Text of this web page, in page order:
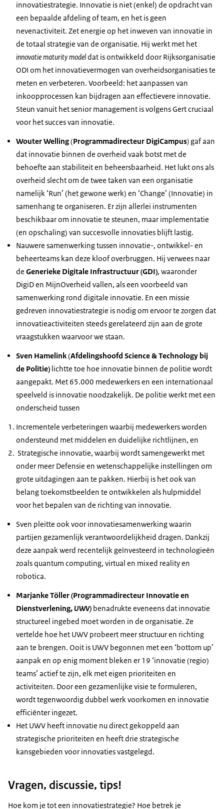
innovatiestrategie. Innovatie is niet (enkel) de opdracht van
een bepaalde afdeling of team, en het is geen
nevenactiviteit. Zet energie op het inweven van innovatie in
de totaal strategie van de organisatie. Hij werkt met het
innovatie maturity modeldat is ontwikkeld door Rijksorganisatie
ODI om het innovatievermogen van overheidsorganisaties te
meten en verbeteren. Voorbeeld: het aanpassen van
inkoopprocessen kan bijdragen aan effectievere innovatie.
Steun vanuit het senior management is volgens Gert cruciaal
voor het succes van innovatie.
Wouter Welling(Programmadirecteur DigiCampus)gaf aan
dat innovatie binnen de overheid vaak botst met de
behoefte aan stabiliteit en beheersbaarheid. Het lukt ons als
overheid slecht om de twee taken van een organisatie
namelijk ‘Run’ (het gewone werk) en ‘Change’ (Innovatie) in
samenhang te organiseren. Er zijn allerlei instrumenten
beschikbaar om innovatie te steunen, maar implementatie
(en opschaling) van succesvolle innovaties blijft lastig.
Nauwere samenwerking tussen innovatie-, ontwikkel- en
beheerteams kan deze kloof overbruggen. Hij verwees naar
de Generieke Digitale Infrastructuur (GDI), waaronder
DigiD en MijnOverheid vallen, als een voorbeeld van
samenwerking rond digitale innovatie. En een missie
gedreven innovatiestrategie is nodig om ervoor te zorgen dat
innovatieactiviteiten steeds gerelateerd zijn aan de grote
vraagstukken waarvoor we staan.
Sven Hamelink(Afdelingshoofd Science & Technology bij
de Politie) lichtte toe hoe innovatie binnen de politie wordt
aangepakt. Met 65.000 medewerkers en een internationaal
speelveld is innovatie noodzakelijk. De politie werkt met een
onderscheid tussen
Incrementele verbeteringen waarbij medewerkers worden
ondersteund met middelen en duidelijke richtlijnen, en
Strategische innovatie, waarbij wordt samengewerkt met
onder meer Defensie en wetenschappelijke instellingen om
grote uitdagingen aan te pakken. Hierbij is het ook van
belang toekomstbeelden te ontwikkelen als hulpmiddel
voor het bepalen van de richting van innovatie.
Sven pleitte ook voor innovatiesamenwerking waarin
partijen gezamenlijk verantwoordelijkheid dragen. Dankzij
deze aanpak werd recentelijk geïnvesteerd in technologieën
zoals quantum computing, virtual en mixed reality en
robotica.
Marjanke Töller(Programmadirecteur Innovatie en
Dienstverlening,UWV) benadrukte eveneens dat innovatie
structureel ingebed moet worden in de organisatie. Ze
vertelde hoe het UWV probeert meer structuur en richting
aan te brengen. Ooit is UWV begonnen met een ‘bottom up’
aanpak en op enig moment bleken er 19 ‘innovatie (regio)
teams’ actief te zijn, elk met eigen prioriteiten en
activiteiten. Door een gezamenlijke visie te formuleren,
wordt tegenwoordig dubbel werk voorkomen en innovatie
efficiënter ingezet.
Het UWV heeft innovatie nu direct gekoppeld aan
strategische prioriteiten en heeft drie strategische
kansgebieden voor innovaties vastgelegd.
Vragen, discussie, tips!
Hoe kom je tot een innovatiestrategie? Hoe betrek je